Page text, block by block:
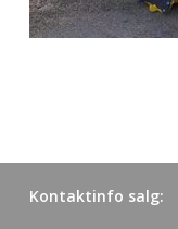
Kontaktinfo salg: